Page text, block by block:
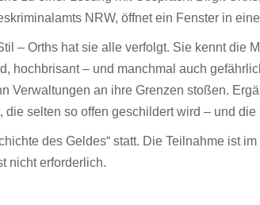
NRW, öffnet ein Fenster in
– Orths hat sie alle verfolgt. Sie kennt die
hochbrisant – und manchmal auch
Verwaltungen an ihre Grenzen stoßen.
selten so offen geschildert wird – und die
des Geldes“ statt. Die Teilnahme ist
nicht erforderlich.